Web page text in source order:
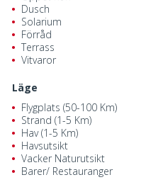
Dusch
Solarium
Förråd
Terrass
Vitvaror
Läge
Flygplats (50-100 Km)
Strand (1-5 Km)
Hav (1-5 Km)
Havsutsikt
Vacker Naturutsikt
Barer/ Restauranger